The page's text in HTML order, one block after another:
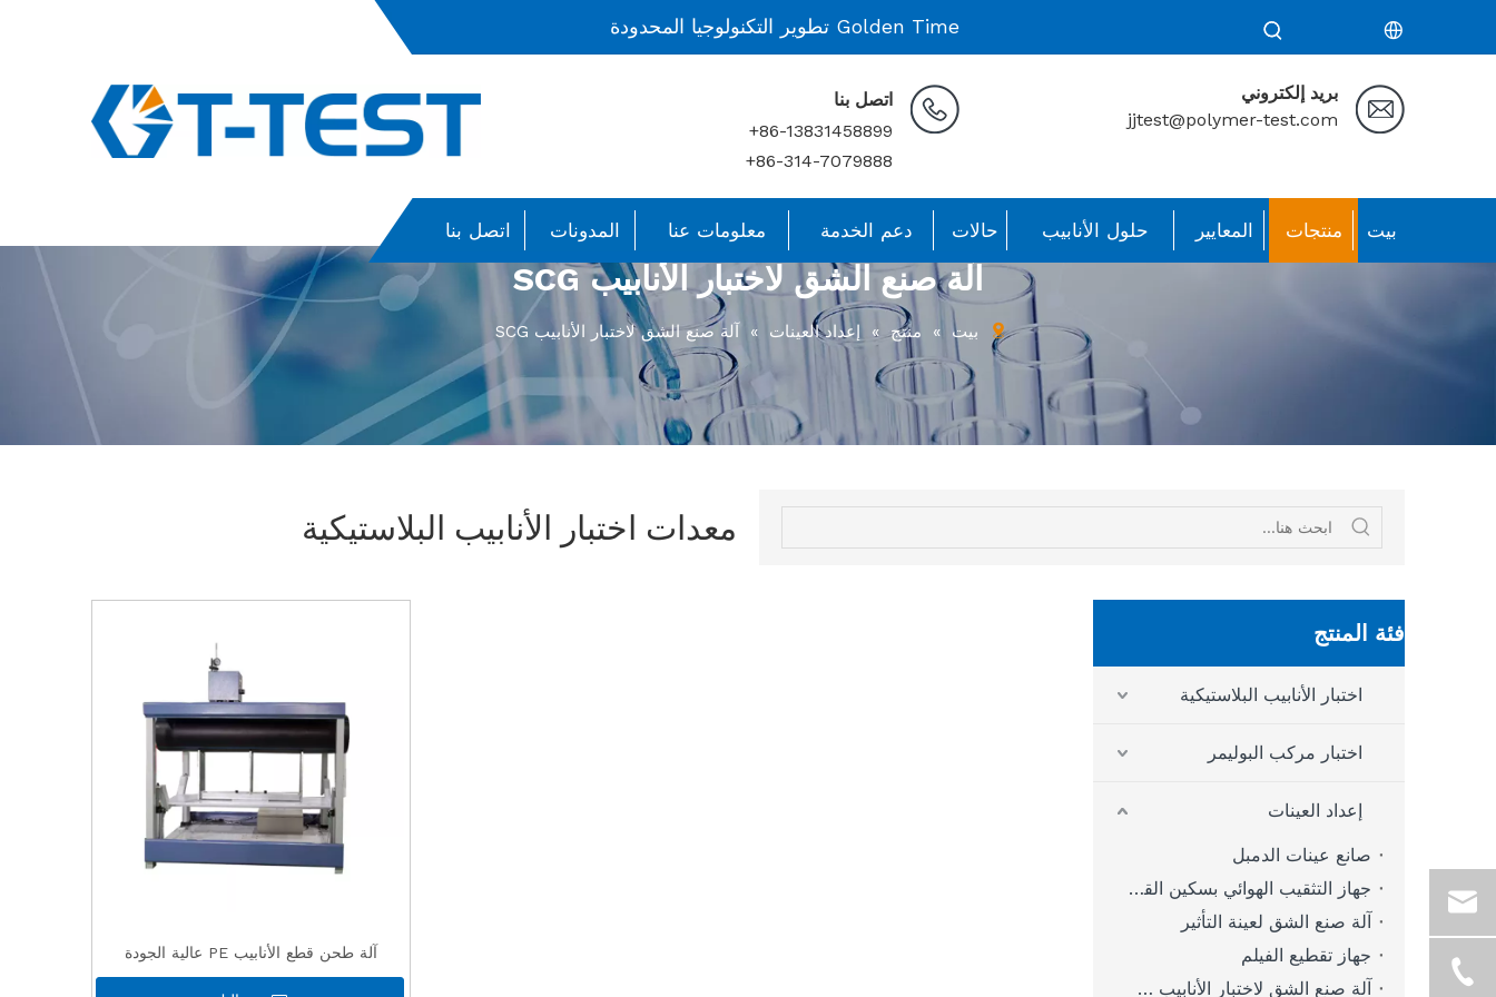
Golden Time تطوير التكنولوجيا المحدودة
اتصل بنا
86-13831458899+
86-314-7079888+
بريد إلكتروني
jjtest@polymer-test.com
بيت منتجات المعايير حلول الأنابيب حالات دعم الخدمة معلومات عنا المدونات اتصل بنا
آلة صنع الشق لاختبار الأنابيب SCG
بيت » منتج » إعداد العينات » آلة صنع الشق لاختبار الأنابيب SCG
معدات اختبار الأنابيب البلاستيكية
آلة طحن قطع الأنابيب PE عالية الجودة
ورخيصة الثمن وعالية الجودة مع شهادة CE
فئة المنتج
اختبار الأنابيب البلاستيكية
اختبار مركب البوليمر
إعداد العينات
صانع عينات الدمبل
جهاز التثقيب الهوائي بسكين القطع
آلة صنع الشق لعينة التأثير
جهاز تقطيع الفيلم
آلة صنع الشق لاختبار الأنابيب SCG